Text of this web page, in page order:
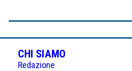
CHI SIAMO
Redazione